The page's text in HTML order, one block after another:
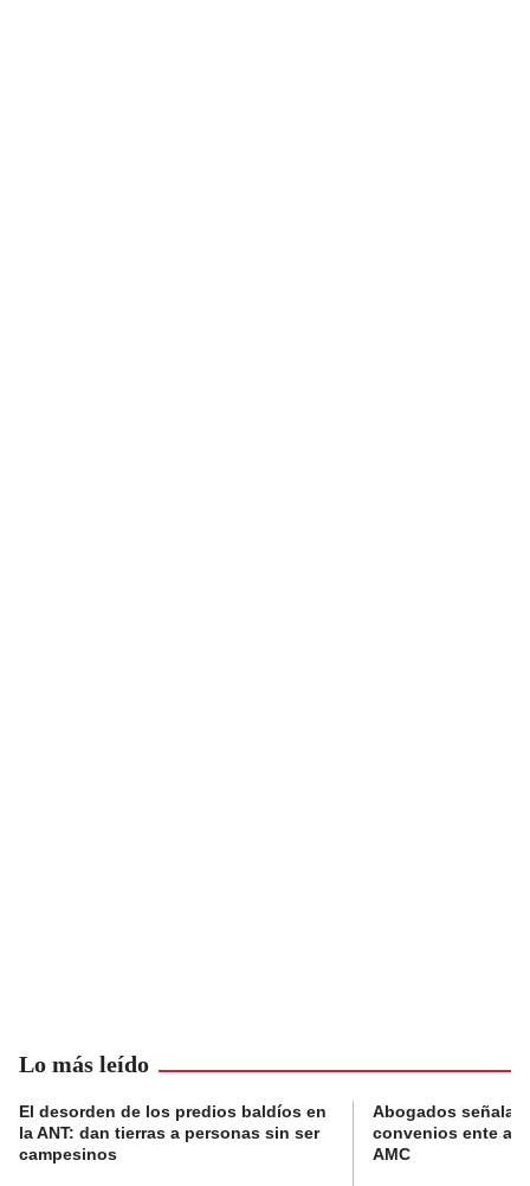
Lo más leído
El desorden de los predios baldíos en
la ANT: dan tierras a personas sin ser
campesinos
Abogados
convenios ente
AMC